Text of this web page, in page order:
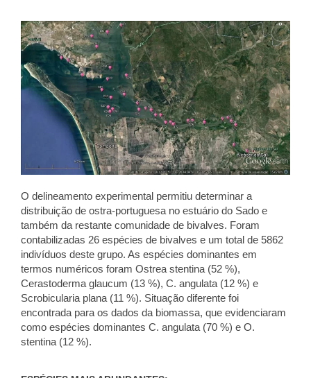
O delineamento experimental permitiu determinar a
distribuição de ostra-portuguesa no estuário do Sado e
também da restante comunidade de bivalves. Foram
contabilizadas 26 espécies de bivalves e um total de 5862
indivíduos deste grupo. As espécies dominantes em
termos numéricos foram Ostrea stentina (52 %),
Cerastoderma glaucum (13 %), C. angulata (12 %) e
Scrobicularia plana (11 %). Situação diferente foi
encontrada para os dados da biomassa, que evidenciaram
como espécies dominantes C. angulata (70 %) e O.
stentina (12 %).